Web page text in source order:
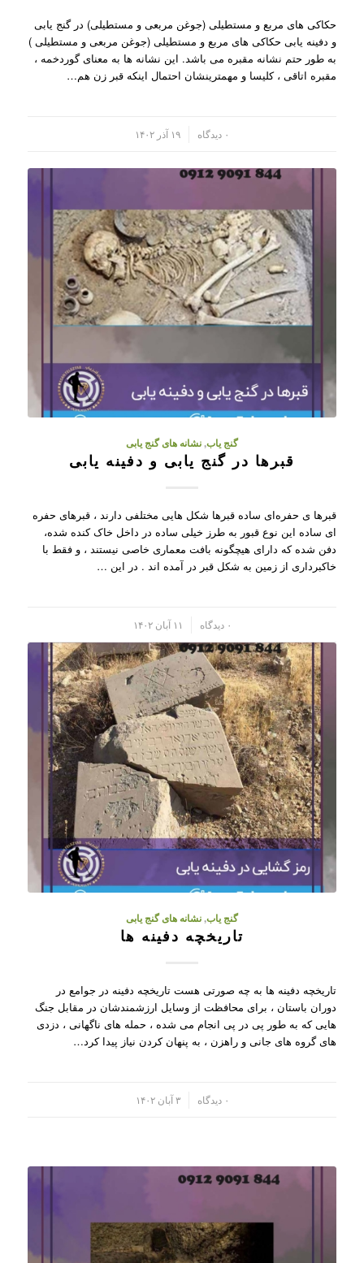
حکاکی های مربع و مستطیلی (جوغن مربعی و مستطیلی) در گنج یابی
و دفینه یابی حکاکی های مربع و مستطیلی (جوغن مربعی و مستطیلی )
به طور حتم نشانه مقبره می باشد. این نشانه ها به معنای گوردخمه ،
مقبره اتاقی ، کلیسا و مهمترینشان احتمال اینکه قبر زن هم…
۰ دیدگاه ۱۹ آذر ۱۴۰۲
گنج یاب,نشانه های گنج یابی
قبرها در گنج یابی و دفینه یابی
قبرها ی حفره‌ای ساده قبرها شکل هایی مختلفی دارند ، قبرهای حفره
ای ساده این نوع قبور به طرز خیلی ساده در داخل خاک کنده شده،
دفن شده که دارای هیچگونه بافت معماری خاصی نیستند ، و فقط با
خاکبرداری از زمین به شکل قبر در آمده اند . در این …
۰ دیدگاه ۱۱ آبان ۱۴۰۲
گنج یاب,نشانه های گنج یابی
تاریخچه دفینه ها
تاریخچه دفینه ها به چه صورتی هست تاریخچه دفینه در جوامع در
دوران باستان ، برای محافظت از وسایل ارزشمندشان در مقابل جنگ
هایی که به طور پی در پی انجام می شده ، حمله های ناگهانی ، دزدی
های گروه های جانی و راهزن ، به پنهان کردن نیاز پیدا کرد…
۰ دیدگاه ۳ آبان ۱۴۰۲